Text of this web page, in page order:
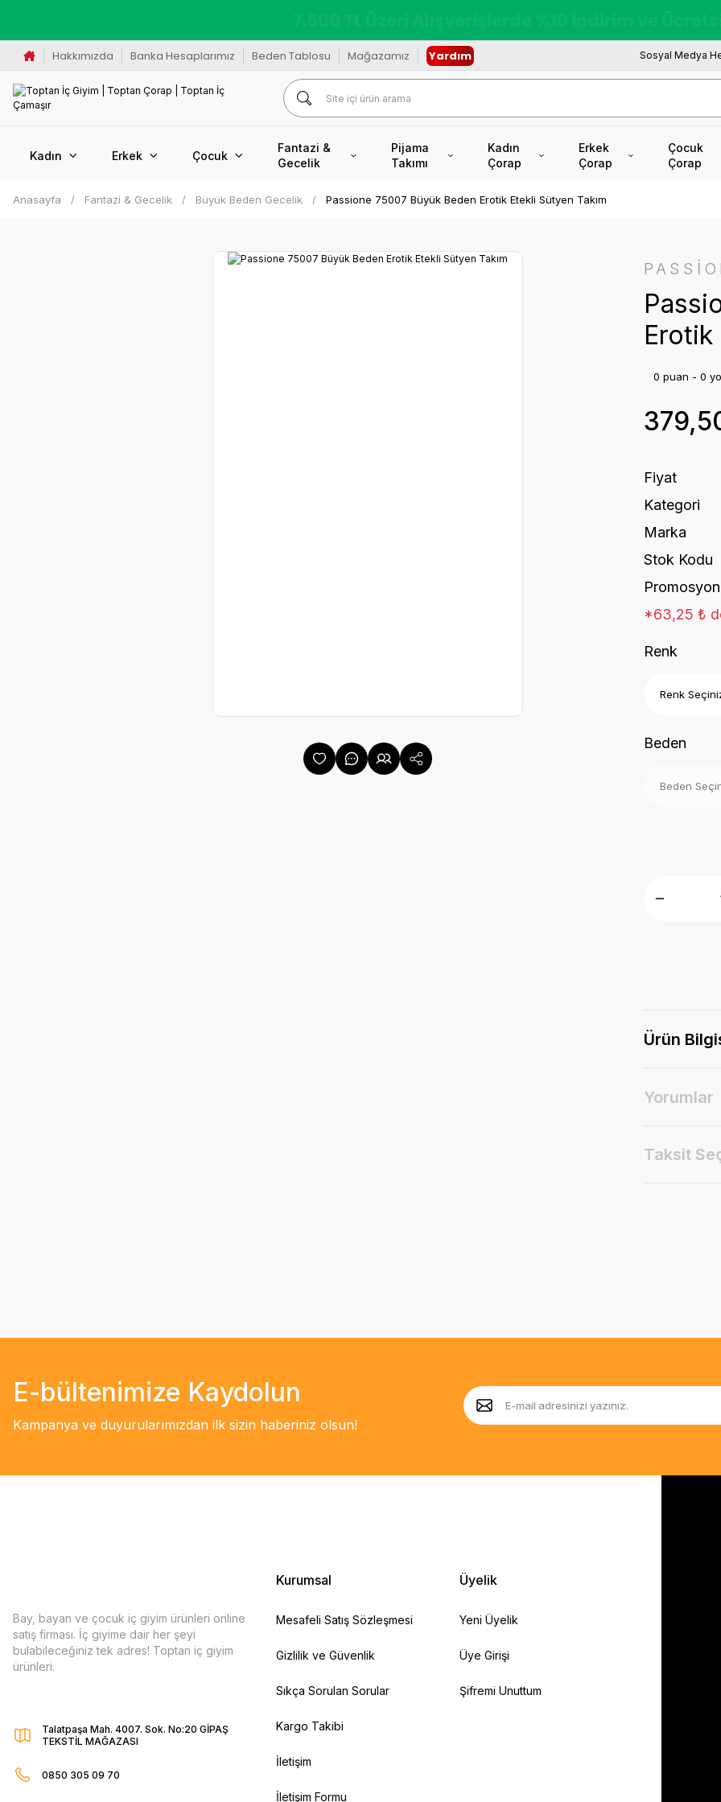
Hakkımızda Banka Hesaplarımız Beden Tablosu Mağazamız Yardım Sosyal Medya
Kadın Erkek Çocuk
Fantazi &
Gecelik
Pijama
Takımı
Kadın
Çorap
Erkek
Çorap
Çocuk
Çorap
Anasayfa Fantazi & Gecelik Büyük Beden Gecelik Passione 75007 Büyük Beden Erotik Etekli Sütyen Takım
Erotik
0 puan - 0
Fiyat
Kategori
Marka
Stok Kodu
Promosyon
*63,25 ₺
Renk
Beden
Ürün
Yorumlar
Taksit
E-bültenimize Kaydolun
Kampanya ve duyurularımızdan ilk sizin haberiniz olsun!
Bay, bayan ve çocuk iç giyim ürünleri online
satış firması. İç giyime dair her şeyi
bulabileceğiniz tek adres! Toptan iç giyim
ürünleri.
Talatpaşa Mah. 4007. Sok. No:20 GİPAŞ
TEKSTİL MAĞAZASI
0850 305 09 70
Kurumsal
Mesafeli Satış Sözleşmesi
Gizlilik ve Güvenlik
Sıkça Sorulan Sorular
Kargo Takibi
İletişim
İletişim Formu
Üyelik
Yeni Üyelik
Üye Girişi
Şifremi Unuttum